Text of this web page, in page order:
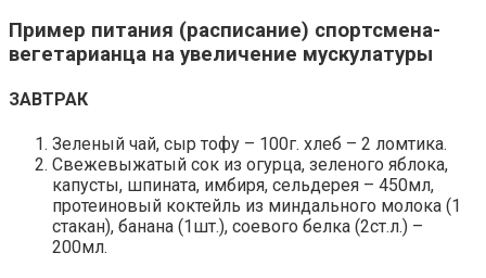
Пример питания (расписание) спортсмена-
вегетарианца на увеличение мускулатуры
ЗАВТРАК
Зеленый чай, сыр тофу – 100г. хлеб – 2 ломтика.
Свежевыжатый сок из огурца, зеленого яблока,
капусты, шпината, имбиря, сельдерея – 450мл,
протеиновый коктейль из миндального молока (1
стакан), банана (1шт.), соевого белка (2ст.л.) –
200мл.